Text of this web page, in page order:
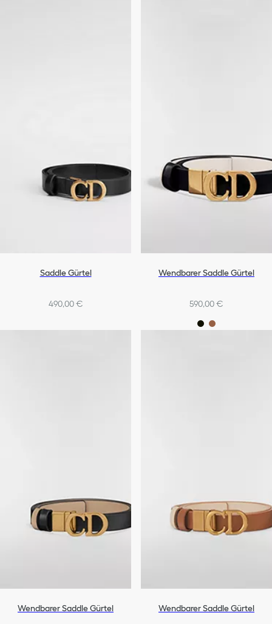
Saddle Gürtel
490,00 €
Wendbarer Saddle Gürtel
590,00 €
Wendbarer Saddle Gürtel Wendbarer Saddle Gürtel